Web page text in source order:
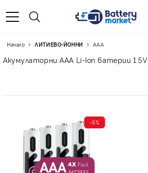
Начало ЛИТИЕВО-ЙОННИ AAA
Акумулаторни AAA Li-Ion батерии 1.5V
-5%